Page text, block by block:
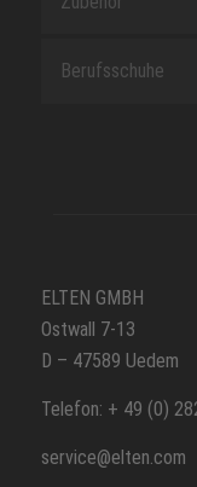
Berufsschuhe
ELTEN GMBH
Ostwall 7-13
D – 47589 Uedem
Telefon: + 49 (0)
service@elten.com